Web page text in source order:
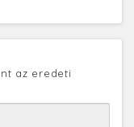
az eredeti